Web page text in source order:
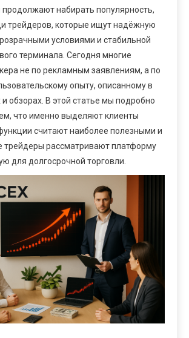
продолжают набирать популярность,
трейдеров, которые ищут надёжную
условиями и стабильной
терминала. Сегодня многие
не по рекламным заявлениям, а по
опыту, описанному в
обзорах. В этой статье мы подробно
что именно выделяют клиенты
считают наиболее полезными и
трейдеры рассматривают платформу
для долгосрочной торговли.